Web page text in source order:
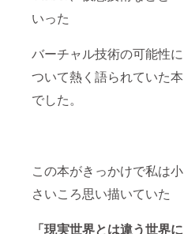
いった
バーチャル技術の可能性に
ついて熱く語られていた本
でした。
この本がきっかけで私は小
さいころ思い描いていた
「現実世界とは違う世界に